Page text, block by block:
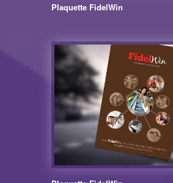
Plaquette FidelWin